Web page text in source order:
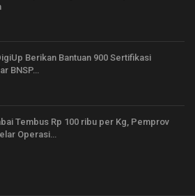
Berikan Bantuan 900 Sertifikasi
BNSP…
Tembus Rp 100 ribu per Kg, Pemprov
Operasi…